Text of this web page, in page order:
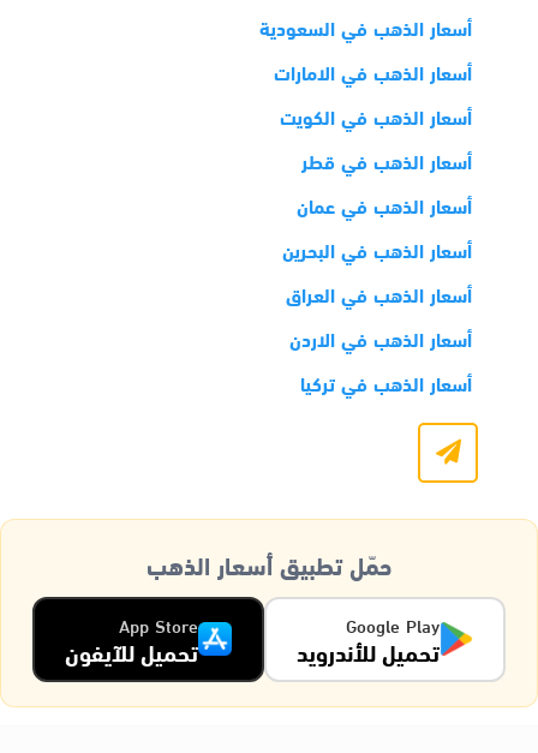
أسعار الذهب في السعودية
أسعار الذهب في الامارات
أسعار الذهب في الكويت
أسعار الذهب في قطر
أسعار الذهب في عمان
أسعار الذهب في البحرين
أسعار الذهب في العراق
أسعار الذهب في الاردن
أسعار الذهب في تركيا
حمّل تطبيق أسعار الذهب
Google Play
تحميل للأندرويد
App Store
تحميل للآيفون